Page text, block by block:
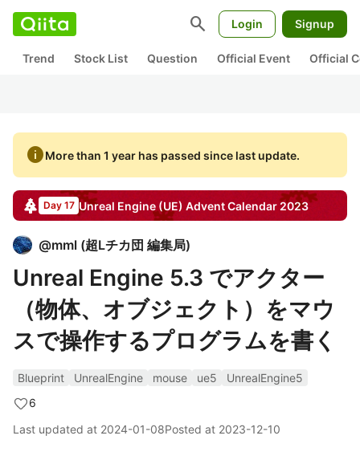
search Login Signup
Trend Stock List Question Official Event Official
infoMore than 1 year has passed since last update.
Day 17 Unreal Engine (UE) Advent Calendar2023
@mml (超Lチカ団 編集局)
Unreal Engine 5.3 でアクター
（物体、オブジェクト）をマウ
スで操作するプログラムを書く
Blueprint UnrealEngine mouse ue5
UnrealEngine5
6
Last updated at 2024-01-08Posted at 2023-12-10